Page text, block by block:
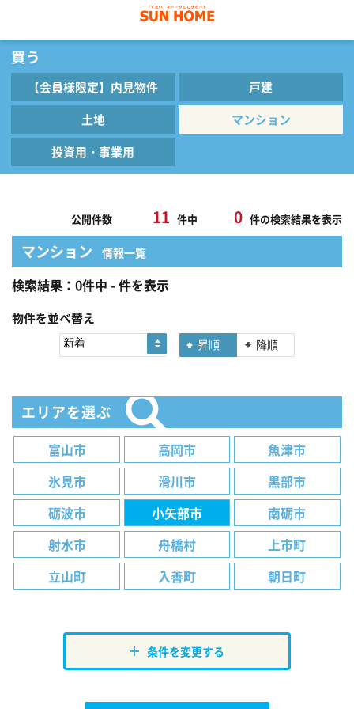
【会員様限定】内見物件
戸建
土地
マンション
投資用・事業用
公開件数 11 件中 0 件の検索結果を表示
マンション 情報一覧
検索結果：0件中 - 件を表示
物件を並べ替え
昇順 降順
エリアを選ぶ
富山市 高岡市
魚津市
氷見市
滑川市
黒部市
砺波市
小矢部市
南砺市
射水市
舟橋村
上市町
立山町
入善町 朝日町
条件を変更する